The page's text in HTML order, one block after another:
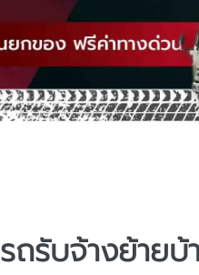
รถรับจ้างย้าย